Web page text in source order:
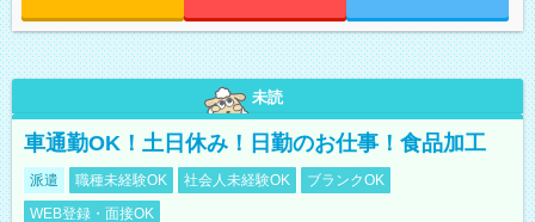
未読
車通勤OK！土日休み！日勤のお仕事！食品加工
派遣 職種未経験OK 社会人未経験OK
ブランクOK
WEB登録・面接OK